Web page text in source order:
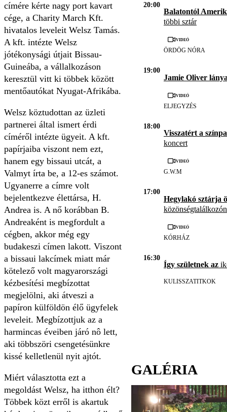
címére kérte nagy port kavart
cége, a Charity March Kft.
hivatalos leveleit Welsz Tamás.
A kft. intézte Welsz
jótékonysági útjait Bissau-
Guineába, a vállalkozáson
keresztül vitt ki többek között
mentőautókat Nyugat-Afrikába.
Welsz köztudottan az üzleti
partnerei által ismert érdi
címéről intézte ügyeit. A kft.
papírjaiba viszont nem ezt,
hanem egy bissaui utcát, a
Valmyt írta be, a 12-es számot.
Ugyanerre a címre volt
bejelentkezve élettársa, H.
Andrea is. A nő korábban B.
Andreaként is megfordult a
cégben, akkor még egy
budakeszi címen lakott. Viszont
a bissaui lakcímek miatt már
kötelező volt magyarországi
kézbesítési megbízottat
megjelölni, aki átveszi a
papíron külföldön élő ügyfelek
leveleit. Megbízottjuk az a
harmincas éveiben járó nô lett,
aki többszöri csengetésünkre
kissé kelletlenül nyit ajtót.
Miért választotta ezt a
megoldást Welsz, ha itthon élt?
Többek közt erről is akartuk
20:00
Balatontól
többi sztár
Videó
ÖRDÖG NÓRA
19:00
Jamie Oliver
Videó
ELJEGYZÉS
18:00
Visszatért a
koncert
Videó
G.W.M
17:00
Hegylakó sztárja
közönségtalálkozón
Videó
KÓRHÁZ
16:30
Így születnek az
KULISSZATITKOK
GALÉRIA